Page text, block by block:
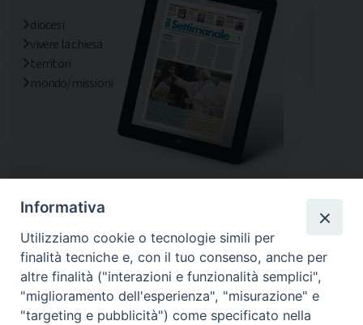
diocesi
vivere la chiesa
territori
mondo/missioni
Informativa
Utilizziamo cookie o tecnologie simili per
finalità tecniche e, con il tuo consenso, anche per
altre finalità ("interazioni e funzionalità semplici",
"miglioramento dell'esperienza", "misurazione" e
"targeting e pubblicità") come specificato nella